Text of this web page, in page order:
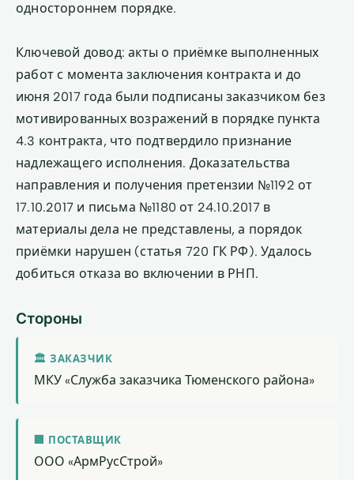
одностороннем порядке.
Ключевой довод: акты о приёмке выполненных
работ с момента заключения контракта и до
июня 2017 года были подписаны заказчиком без
мотивированных возражений в порядке пункта
4.3 контракта, что подтвердило признание
надлежащего исполнения. Доказательства
направления и получения претензии №1192 от
17.10.2017 и письма №1180 от 24.10.2017 в
материалы дела не представлены, а порядок
приёмки нарушен (статья 720 ГК РФ). Удалось
добиться отказа во включении в РНП.
Стороны
🏛 ЗАКАЗЧИК
МКУ «Служба заказчика Тюменского района»
🏢 ПОСТАВЩИК
ООО «АрмРусСтрой»